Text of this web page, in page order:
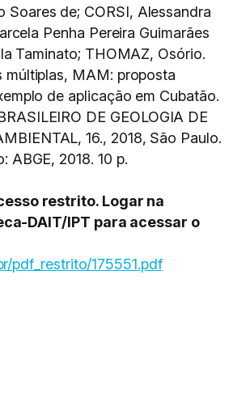
Soares de; CORSI, Alessandra
Penha Pereira Guimarães
Taminato; THOMAZ, Osório.
múltiplas, MAM: proposta
de aplicação em Cubatão.
DE GEOLOGIA DE
16., 2018, São Paulo.
ABGE, 2018. 10 p.
restrito. Logar na
DAIT/IPT para acessar o
pdf_restrito/175551.pdf